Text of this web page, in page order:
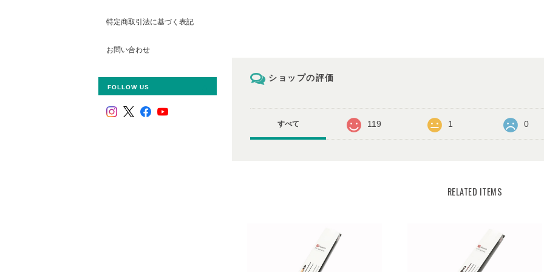
ショップの評価
すべて 119 1 0
RELATED ITEMS
特定商取引法に基づく表記
お問い合わせ
FOLLOW US